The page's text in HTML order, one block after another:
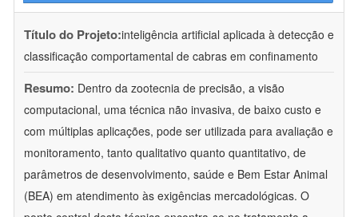
Título do Projeto:inteligência artificial aplicada à detecção e
classificação comportamental de cabras em confinamento
Resumo: Dentro da zootecnia de precisão, a visão
computacional, uma técnica não invasiva, de baixo custo e
com múltiplas aplicações, pode ser utilizada para avaliação e
monitoramento, tanto qualitativo quanto quantitativo, de
parâmetros de desenvolvimento, saúde e Bem Estar Animal
(BEA) em atendimento às exigências mercadológicas. O